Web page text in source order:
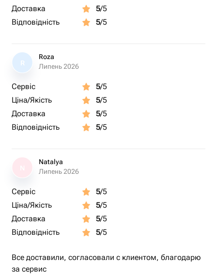
Доставка
5/5
Відповідність
5/5
R
Roza
Липень 2026
Сервіс 5/5
Ціна/Якість
5/5
Доставка
5/5
Відповідність
5/5
Natalya
Липень 2026
Сервіс 5/5
Ціна/Якість
5/5
Доставка
5/5
Відповідність
5/5
Все доставили, согласовали с клиентом, благодарю
за сервис